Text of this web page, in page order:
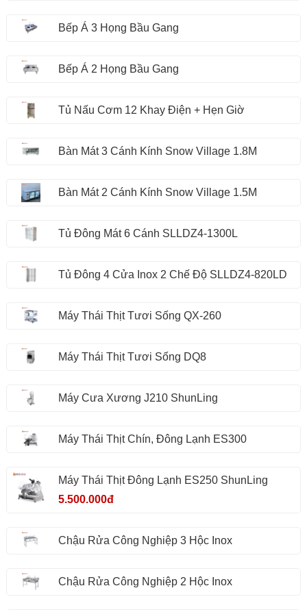
Bếp Á 3 Họng Bầu Gang
Bếp Á 2 Họng Bầu Gang
Tủ Nấu Cơm 12 Khay Điện + Hẹn Giờ
Bàn Mát 3 Cánh Kính Snow Village 1.8M
Bàn Mát 2 Cánh Kính Snow Village 1.5M
Tủ Đông Mát 6 Cánh SLLDZ4-1300L
Tủ Đông 4 Cửa Inox 2 Chế Độ SLLDZ4-820LD
Máy Thái Thịt Tươi Sống QX-260
Máy Thái Thịt Tươi Sống DQ8
Máy Cưa Xương J210 ShunLing
Máy Thái Thịt Chín, Đông Lạnh ES300
Máy Thái Thịt Đông Lạnh ES250 ShunLing
5.500.000đ
Chậu Rửa Công Nghiệp 3 Hộc Inox
Chậu Rửa Công Nghiệp 2 Hộc Inox